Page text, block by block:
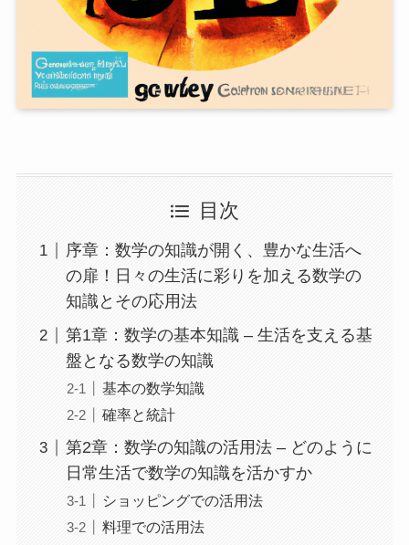
目次
序章：数学の知識が開く、豊かな生活へ
の扉！日々の生活に彩りを加える数学の
知識とその応用法
第1章：数学の基本知識 – 生活を支える基
盤となる数学の知識
基本の数学知識
確率と統計
第2章：数学の知識の活用法 – どのように
日常生活で数学の知識を活かすか
ショッピングでの活用法
料理での活用法